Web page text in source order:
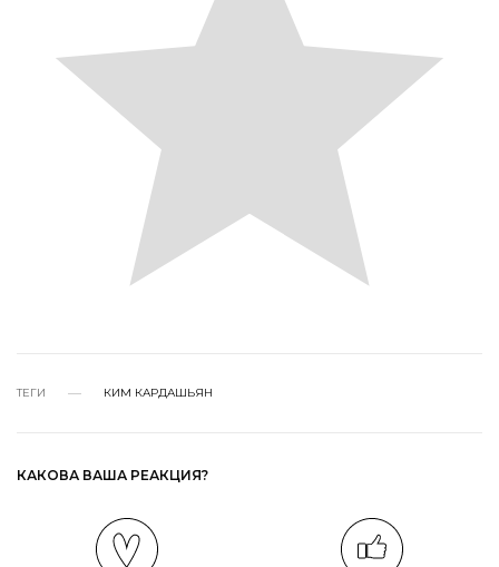
ТЕГИ КИМ КАРДАШЬЯН
КАКОВА ВАША РЕАКЦИЯ?